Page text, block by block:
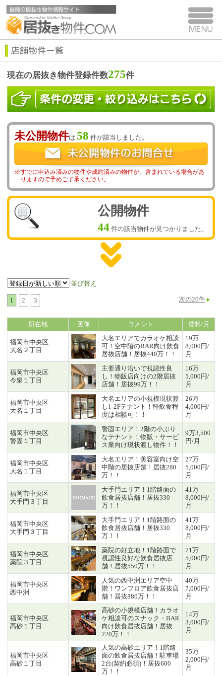
現在の居抜き物件登録件数275件
未公開物件は 58 件が該当しました。
すでに申込み済みの物件や成約済みの物件が、含まれている場合があ
りますので予めご了承ください。
公開物件
44 件の該当物件が見つかりました。
並び替え
1 2 3 次の20件
所在地 画像 コメント 賃料/月
福岡市中央区
大名２丁目
大名エリアでカラオケ相談
可！空中階のBAR向け飲食
居抜店舗！居抜440万！！
19万
8,000円/
月
福岡市中央区
今泉１丁目
主要通り沿いで視認性良
し！物販店向けの2階居抜
店舗！居抜99万！！
16万
5,000円/
月
福岡市中央区
大名１丁目
大名エリアの小規模現状渡
し1-2Fテナント！軽飲食程
度は相談可！！
26万
4,000円/
月
福岡市中央区
警固１丁目
警固エリア！2階の小ぶり
なテナント！物販・サービ
ス業向け現状渡し物件！！
9万3,500
円/月
福岡市中央区
大名１丁目
大名エリア！美容室向け空
中階の居抜店舗！居抜280
万！！
27万
5,000円/
月
福岡市中央区
大手門３丁目
大手門エリア！1階路面の
飲食居抜店舗！居抜330
万！！
41万
8,000円/
月
福岡市中央区
大手門３丁目
大手門エリア！1階路面の
飲食居抜店舗！居抜330
万！！
41万
8,000円/
月
福岡市中央区
薬院３丁目
薬院の好立地！1階路面で
視認性良好な飲食居抜店
舗！居抜550万！！
71万
5,000円/
月
福岡市中央区
西中洲
人気の西中洲エリア空中
階！ワンフロア飲食居抜店
舗！居抜880万！！
40万
7,000円/
月
福岡市中央区
高砂１丁目
高砂の小規模店舗！カラオ
ケ相談可のスナック・BAR
向け飲食居抜店舗！居抜
220万！！
14万
3,000円/
月
福岡市中央区
高砂１丁目
人気の高砂エリア！1階路
面の飲食居抜店舗！駐車場
2台(契約必須)！居抜600
万！！
35万
2,000円/
月